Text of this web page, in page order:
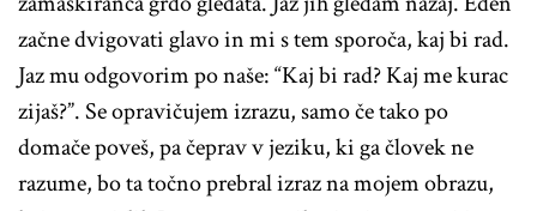
začne dvigovati glavo in mi s tem sporoča, kaj bi rad.
Jaz mu odgovorim po naše: “Kaj bi rad? Kaj me kurac
zijaš?”. Se opravičujem izrazu, samo če tako po
domače poveš, pa čeprav v jeziku, ki ga človek ne
razume, bo ta točno prebral izraz na mojem obrazu,